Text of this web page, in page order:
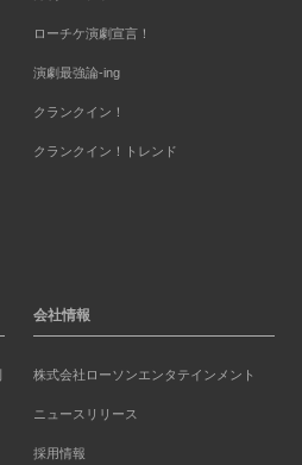
ローチケ演劇宣言！
演劇最強論-ing
クランクイン！
クランクイン！トレンド
会社情報
株式会社ローソンエンタテインメント
ニュースリリース
採用情報